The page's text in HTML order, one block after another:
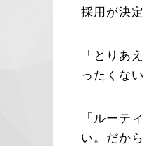
採用が決
「とりあ
ったくな
「ルーテ
い。だか